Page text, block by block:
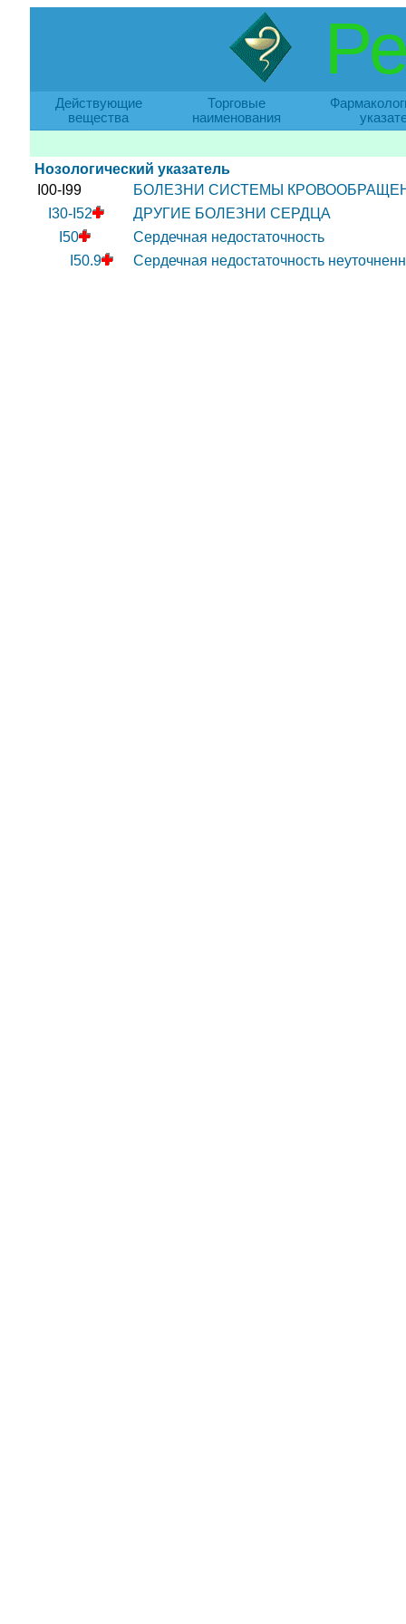
Действующие
вещества
Торговые
наименования
Нозологический указатель
I00-I99
БОЛЕЗНИ СИСТЕМЫ
I30-I52
ДРУГИЕ БОЛЕЗНИ СЕРДЦА
I50
Сердечная недостаточность
I50.9
Сердечная недостаточность